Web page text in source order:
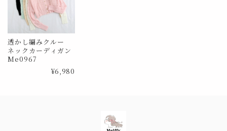
透かし編みクルー
ネックカーディガン
Me0967
¥6,980